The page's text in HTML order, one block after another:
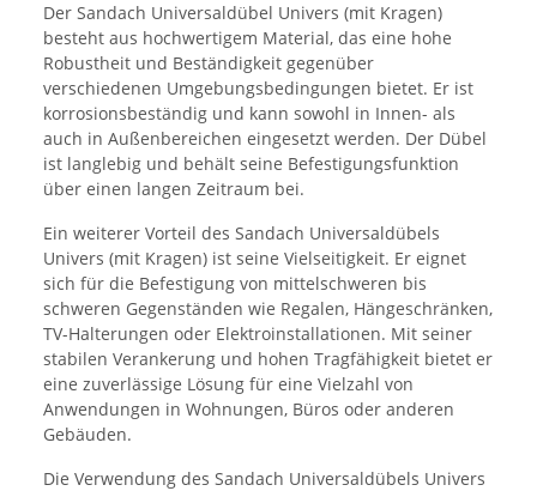
Der Sandach Universaldübel Univers (mit Kragen)
besteht aus hochwertigem Material, das eine hohe
Robustheit und Beständigkeit gegenüber
verschiedenen Umgebungsbedingungen bietet. Er ist
korrosionsbeständig und kann sowohl in Innen- als
auch in Außenbereichen eingesetzt werden. Der Dübel
ist langlebig und behält seine Befestigungsfunktion
über einen langen Zeitraum bei.
Ein weiterer Vorteil des Sandach Universaldübels
Univers (mit Kragen) ist seine Vielseitigkeit. Er eignet
sich für die Befestigung von mittelschweren bis
schweren Gegenständen wie Regalen, Hängeschränken,
TV-Halterungen oder Elektroinstallationen. Mit seiner
stabilen Verankerung und hohen Tragfähigkeit bietet er
eine zuverlässige Lösung für eine Vielzahl von
Anwendungen in Wohnungen, Büros oder anderen
Gebäuden.
Die Verwendung des Sandach Universaldübels Univers